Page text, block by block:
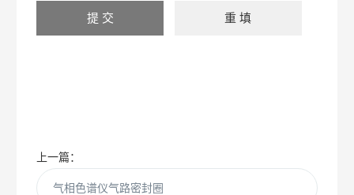
上一篇：
气相色谱仪气路密封圈